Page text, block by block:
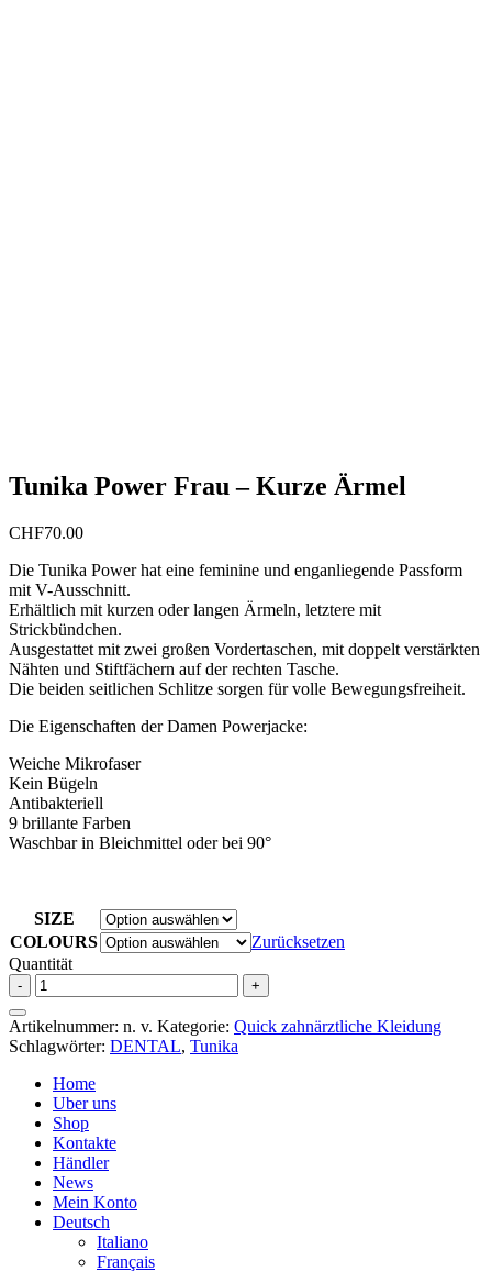
Tunika Power Frau – Kurze Ärmel
CHF70.00
Die Tunika Power hat eine feminine und enganliegende Passform
mit V-Ausschnitt.
Erhältlich mit kurzen oder langen Ärmeln, letztere mit
Strickbündchen.
Ausgestattet mit zwei großen Vordertaschen, mit doppelt verstärkten
Nähten und Stiftfächern auf der rechten Tasche.
Die beiden seitlichen Schlitze sorgen für volle Bewegungsfreiheit.
Die Eigenschaften der Damen Powerjacke:
Weiche Mikrofaser
Kein Bügeln
Antibakteriell
9 brillante Farben
Waschbar in Bleichmittel oder bei 90°
SIZE
COLOURS
Zurücksetzen
Quantität
-
Tunika
Power
Frau
-
Kurze
Ärmel
Menge
+
Artikelnummer: n. v. Kategorie: Quick zahnärztliche Kleidung
Schlagwörter: DENTAL, Tunika
Home
Uber uns
Shop
Kontakte
Händler
News
Mein Konto
Deutsch
Italiano
Français